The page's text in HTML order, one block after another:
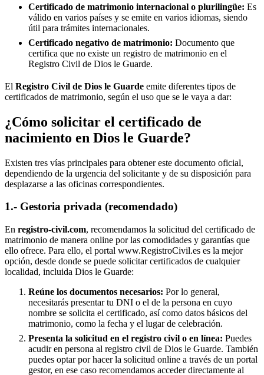
Certificado de matrimonio internacional o plurilingüe: Es
válido en varios países y se emite en varios idiomas, siendo
útil para trámites internacionales.
Certificado negativo de matrimonio: Documento que
certifica que no existe un registro de matrimonio en el
Registro Civil de Dios le Guarde.
El Registro Civil de Dios le Guarde emite diferentes tipos de
certificados de matrimonio, según el uso que se le vaya a dar:
¿Cómo solicitar el certificado de
nacimiento en Dios le Guarde?
Existen tres vías principales para obtener este documento oficial,
dependiendo de la urgencia del solicitante y de su disposición para
desplazarse a las oficinas correspondientes.
1.- Gestoria privada (recomendado)
En registro-civil.com, recomendamos la solicitud del certificado de
matrimonio de manera online por las comodidades y garantías que
ello ofrece. Para ello, el portal www.RegistroCivil.es es la mejor
opción, desde donde se puede solicitar certificados de cualquier
localidad, incluida Dios le Guarde:
Reúne los documentos necesarios: Por lo general,
necesitarás presentar tu DNI o el de la persona en cuyo
nombre se solicita el certificado, así como datos básicos del
matrimonio, como la fecha y el lugar de celebración.
Presenta la solicitud en el registro civil o en línea: Puedes
acudir en persona al registro civil de Dios le Guarde. También
puedes optar por hacer la solicitud online a través de un portal
gestor, en ese caso recomendamos acceder directamente al